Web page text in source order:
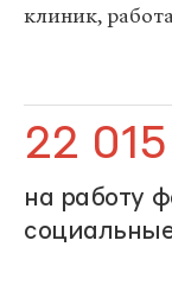
клиник,
22
на работу